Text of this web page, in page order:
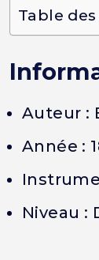
Table
Auteur :
Année :
Niveau :